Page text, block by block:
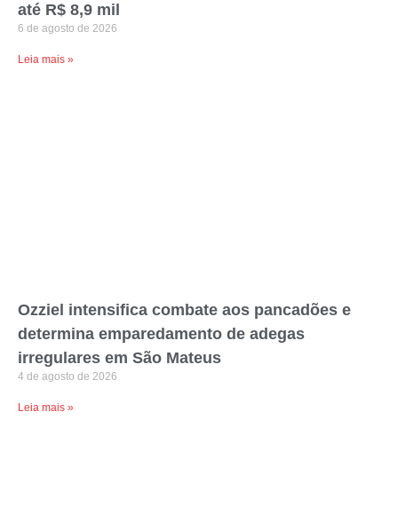
até R$ 8,9 mil
6 de agosto de 2026
Leia mais »
Ozziel intensifica combate aos pancadões e
determina emparedamento de adegas
irregulares em São Mateus
4 de agosto de 2026
Leia mais »